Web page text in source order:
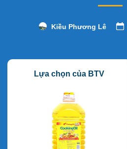
Kiều Phương Lê
Lựa chọn của BTV